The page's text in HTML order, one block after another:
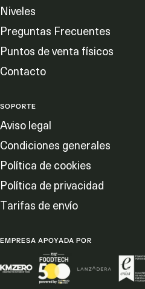
Niveles
Preguntas Frecuentes
Puntos de venta físicos
Contacto
SOPORTE
Aviso legal
Condiciones generales
Política de cookies
Política de privacidad
Tarifas de envío
EMPRESA APOYADA POR